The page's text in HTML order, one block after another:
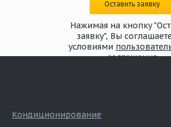
Оставить заявку
Нажимая на кнопку
заявку", Вы
условиями
соглашения
Кондиционирование